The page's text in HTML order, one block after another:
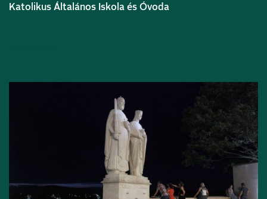
Katolikus Általános Iskola és Óvoda